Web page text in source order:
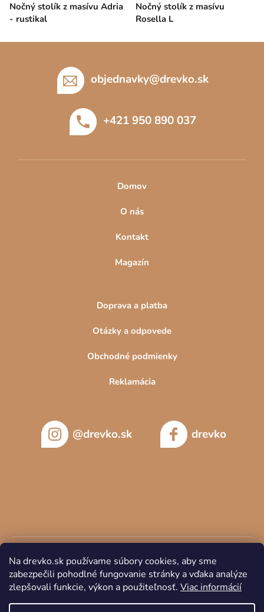
Na drevko.sk používame súbory cookies, aby sme
zabezpečili pohodlné fungovanie stránky a vďaka analýze
zlepšovali funkcie, výkon a použiteľnosť. Viac informácií
Nočný stolík z masívu Adria
- rustikal
Nočný stolík z masívu
Rosella L
objednavky@drevko.sk
+421 950 890 037
Domov
O nás
Kontakt
Magazín
Doprava a platba
Otázky a odpovede
Obchodné podmienky
Reklamácia
@drevko.sk drevko